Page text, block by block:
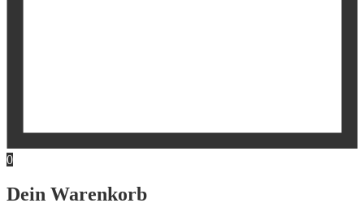
0
Dein Warenkorb